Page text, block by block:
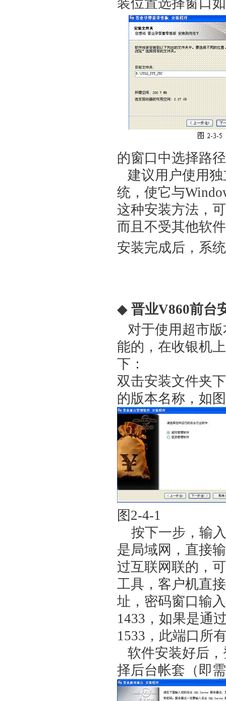
装位置选择窗口
的窗口中选择路
建议用户使用独
统，使它与
这种安装方法，
而且不受其他软
安装完成后，系
◆ 晋业V860前台
对于使用超市版
能的，在收银机
下：
双击安装文件夹
的版本名称，如
图2-
按下一步，输
是局域网，直接
过互联网联的，
工具，客户机直
址，密码窗口输
1433，如果是通
1533，此端口所
软件安装好后，
择后台帐套（即